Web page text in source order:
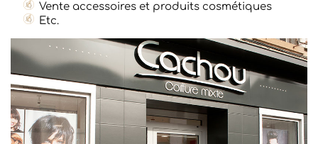
Vente accessoires et produits cosmétiques
Etc.